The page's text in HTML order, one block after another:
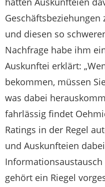
und diesen so
Nachfrage habe ihm
Auskunftei erklärt:
bekommen, müssen
was dabei
fahrlässig findet
Ratings in der Regel
und Auskunfteien
Informationsaustausch
gehört ein Riegel